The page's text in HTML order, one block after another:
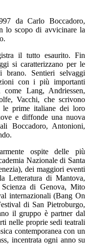
da Carlo Boccadoro,
lo scopo di avvicinare la
il tutto esaurito. Fin
si caratterizzano per le
brano. Sentieri selvaggi
con i più importanti
come Lang, Andriessen,
Vacchi, che scrivono
le prime italiane dei loro
e diffonde una nuova
Boccadoro, Antonioni,
ospite delle più
Nazionale di Santa
dei maggiori eventi
Letteratura di Mantova,
di Genova, Mito
internazionali (Bang On
di San Pietroburgo,
il gruppo è partner dal
nelle proprie sedi teatrali
contemporanea con un
incentrata ogni anno su